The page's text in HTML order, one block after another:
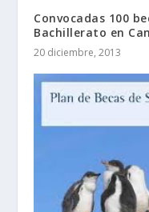
Convocadas 100
Bachillerato en
20 diciembre, 2013